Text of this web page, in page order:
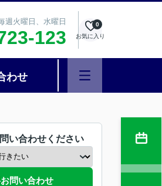
火曜日、水曜日
123 お気に入り
0
わせ
い合わせください
問い合わせ